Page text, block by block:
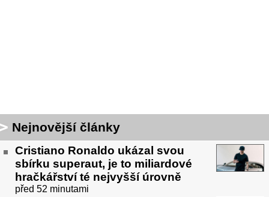
Nejnovější články
Cristiano Ronaldo ukázal svou
sbírku superaut, je to miliardové
hračkářství té nejvyšší úrovně
před 52 minutami